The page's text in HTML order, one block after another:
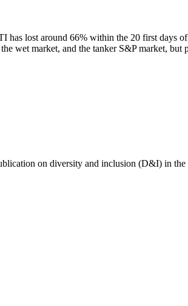
has lost around 66% within the 20 first days
wet market, and the tanker S&P market, but
on diversity and inclusion (D&I) in the